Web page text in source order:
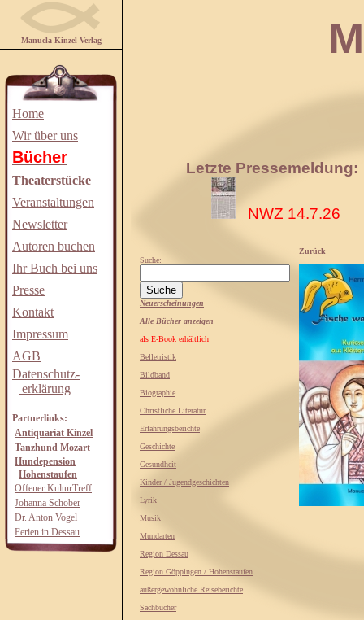
Manuela Kinzel Verlag
Home
Wir über uns
Bücher
Theaterstücke
Veranstaltungen
Newsletter
Autoren buchen
Ihr Buch bei uns
Presse
Kontakt
Impressum
AGB
Datenschutz-
erklärung
Partnerlinks:
Antiquariat Kinzel
Tanzhund Mozart
Hundepension
Hohenstaufen
Offener KulturTreff
Johanna Schober
Dr. Anton Vogel
Ferien in Dessau
Letzte Pressemeldung:
NWZ 14.7.26
Suche:
Neuerscheinungen
Alle Bücher anzeigen
als E-Book erhältlich
Belletristik
Bildband
Biographie
Christliche Literatur
Erfahrungsberichte
Geschichte
Gesundheit
Kinder / Jugendgeschichten
Lyrik
Musik
Mundarten
Region Dessau
Region Göppingen / Hohenstaufen
außergewöhnliche Reiseberichte
Sachbücher
Zurück